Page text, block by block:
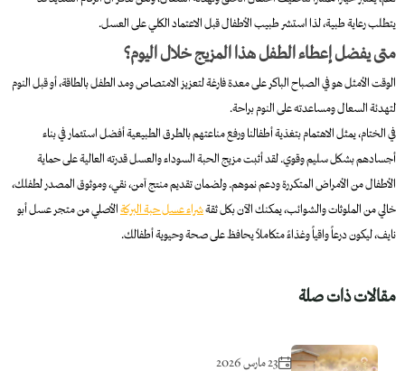
يتطلب رعاية طبية، لذا استشر طبيب الأطفال قبل الاعتماد الكلي على العسل.
متى يفضل إعطاء الطفل هذا المزيج خلال اليوم؟
الوقت الأمثل هو في الصباح الباكر على معدة فارغة لتعزيز الامتصاص ومد الطفل بالطاقة، أو قبل النوم
لتهدئة السعال ومساعدته على النوم براحة.
في الختام، يمثل الاهتمام بتغذية أطفالنا ورفع مناعتهم بالطرق الطبيعية أفضل استثمار في بناء
أجسادهم بشكل سليم وقوي. لقد أثبت مزيج الحبة السوداء والعسل قدرته العالية على حماية
الأطفال من الأمراض المتكررة ودعم نموهم. ولضمان تقديم منتج آمن، نقي، وموثوق المصدر لطفلك،
خالي من الملوثات والشوائب، يمكنك الآن بكل ثقةشراء عسل حبة البركةالأصلي من متجر عسل أبو
نايف، ليكون درعاً واقياً وغذاءً متكاملاً يحافظ على صحة وحيوية أطفالك.
مقالات ذات صلة
23 مارس 2026